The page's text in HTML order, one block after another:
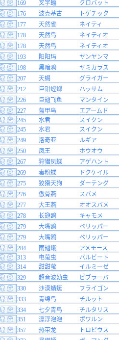
169
叉字蝠 クロバット
176
波克基古 トゲチック
177
天然雀 ネイティ
178
天然鸟 ネイティオ
178
天然鸟 ネイティオ
193
阳阳玛 ヤンヤンマ
198
黑暗鸦 ヤミカラス
207
天蝎 グライガー
212
巨钳螳螂 ハッサム
226
巨翅飞鱼 マンタイン
227
盔甲鸟 エアームド
245
水君 スイクン
245
水君 スイクン
249
洛奇亚 ルギア
250
凤王 ホウオウ
267
狩猎凤蝶 アゲハント
269
毒粉蝶 ドクケイル
275
狡猾天狗 ダーテング
276
傲骨燕 スバメ
277
大王燕 オオスバメ
278
长翅鸥 キャモメ
279
大嘴鸥 ペリッパー
279
大嘴鸥 ペリッパー
284
雨翅蛾 アメモース
313
电萤虫 バルビート
314
甜甜萤 イルミーゼ
329
超音波幼虫 ビブラーバ
330
沙漠蜻蜓 フライゴン
333
青绵鸟 チルット
334
七夕青鸟 チルタリス
351
漂浮泡泡 ポワルン
357
热带龙 トロピウス